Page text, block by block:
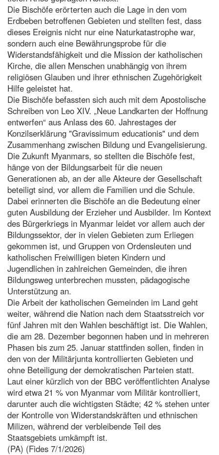
Die Bischöfe erörterten auch die Lage in den vom
Erdbeben betroffenen Gebieten und stellten fest, dass
dieses Ereignis nicht nur eine Naturkatastrophe war,
sondern auch eine Bewährungsprobe für die
Widerstandsfähigkeit und die Mission der katholischen
Kirche, die allen Menschen unabhängig von ihrem
religiösen Glauben und ihrer ethnischen Zugehörigkeit
Hilfe geleistet hat.
Die Bischöfe befassten sich auch mit dem Apostolische
Schreiben von Leo XIV. „Neue Landkarten der Hoffnung
entwerfen“ aus Anlass des 60. Jahrestages der
Konzilserklärung "Gravissimum educationis" und dem
Zusammenhang zwischen Bildung und Evangelisierung.
Die Zukunft Myanmars, so stellten die Bischöfe fest,
hänge von der Bildungsarbeit für die neuen
Generationen ab, an der alle Akteure der Gesellschaft
beteiligt sind, vor allem die Familien und die Schule.
Dabei erinnerten die Bischöfe an die Bedeutung einer
guten Ausbildung der Erzieher und Ausbilder. Im Kontext
des Bürgerkriegs in Myanmar leidet vor allem auch der
Bildungssektor, der in vielen Gebieten zum Erliegen
gekommen ist, und Gruppen von Ordensleuten und
katholischen Freiwilligen bieten Kindern und
Jugendlichen in zahlreichen Gemeinden, die ihren
Bildungsweg unterbrechen mussten, pädagogische
Unterstützung an.
Die Arbeit der katholischen Gemeinden im Land geht
weiter, während die Nation nach dem Staatsstreich vor
fünf Jahren mit den Wahlen beschäftigt ist. Die Wahlen,
die am 28. Dezember begonnen haben und in mehreren
Phasen bis zum 25. Januar stattfinden sollen, finden in
den von der Militärjunta kontrollierten Gebieten und
ohne Beteiligung der demokratischen Parteien statt.
Laut einer kürzlich von der BBC veröffentlichten Analyse
wird etwa 21 % von Myanmar vom Militär kontrolliert,
darunter auch die wichtigsten Städte; 42 % stehen unter
der Kontrolle von Widerstandskräften und ethnischen
Milizen, während der verbleibende Teil des
Staatsgebiets umkämpft ist.
(PA) (Fides 7/1/2026)